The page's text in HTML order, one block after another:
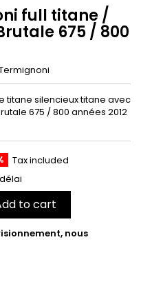
full titane /
675 / 800
titane silencieux titane avec
675 / 800 années 2012
Tax included
to cart
nous